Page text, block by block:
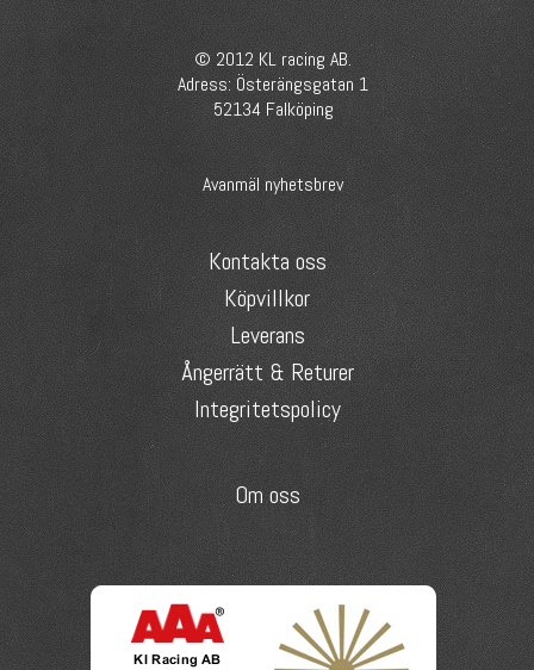
© 2012 KL racing AB.
Adress: Österängsgatan 1
52134 Falköping
Avanmäl nyhetsbrev
Kontakta oss
Köpvillkor
Leverans
Ångerrätt & Returer
Integritetspolicy
Om oss